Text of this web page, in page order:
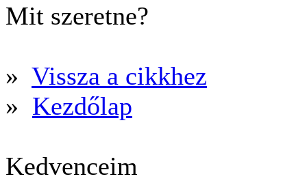
Mit szeretne?
» Vissza a cikkhez
» Kezdőlap
Kedvenceim